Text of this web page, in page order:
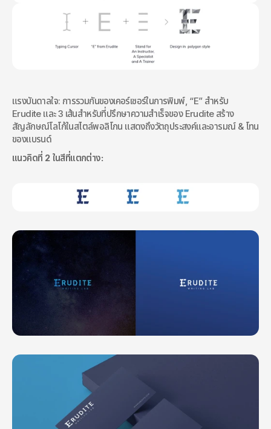
แรงบันดาลใจ: การรวมกันของเคอร์เซอร์ในการพิมพ์, “E” สำหรับ
Erudite และ 3 เส้นสำหรับที่ปรึกษาความสำเร็จของ Erudite สร้าง
สัญลักษณ์โลโก้ในสไตล์พอลิโกน แสดงถึงวัตถุประสงค์และอารมณ์ & โทน
ของแบรนด์
แนวคิดที่ 2 ในสีที่แตกต่าง: